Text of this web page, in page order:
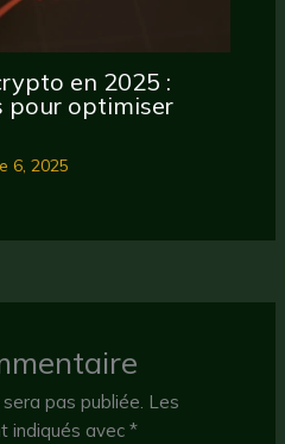
en 2025 :
pour optimiser
6, 2025
pas publiée. Les
indiqués avec*